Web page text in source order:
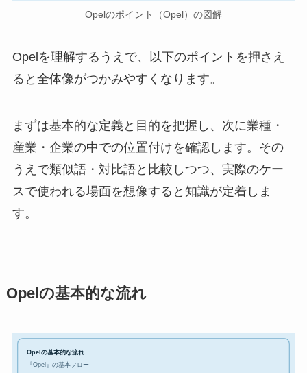
Opelのポイント（Opel）の図解
Opelを理解するうえで、以下のポイントを押さえ
ると全体像がつかみやすくなります。
まずは基本的な定義と目的を把握し、次に業種・
産業・企業の中での位置付けを確認します。その
うえで類似語・対比語と比較しつつ、実際のケー
スで使われる場面を想像すると知識が定着しま
す。
Opelの基本的な流れ
Opelの基本的な流れ
『Opel』の基本フロー